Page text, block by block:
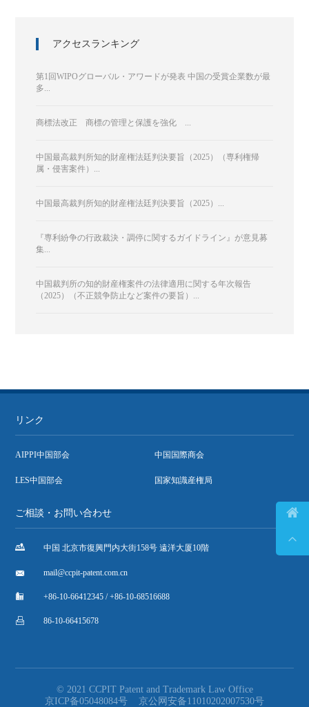
アクセスランキング
第1回WIPOグローバル・アワードが発表 中国の受賞企業数が最
多...
商標法改正 商標の管理と保護を強化 ...
中国最高裁判所知的財産権法廷判決要旨（2025）（専利権帰
属・侵害案件）...
中国最高裁判所知的財産権法廷判決要旨（2025）...
『専利紛争の行政裁決・調停に関するガイドライン』が意見募
集...
中国裁判所の知的財産権案件の法律適用に関する年次報告
（2025）（不正競争防止など案件の要旨）...
リンク
AIPPI中国部会 中国国際商会
LES中国部会 国家知識産権局
ご相談・お問い合わせ
 中国 北京市復興門内大街158号 遠洋大厦10階
 mail@ccpit-patent.com.cn
 +86-10-66412345 / +86-10-68516688
 86-10-66415678
© 2021 CCPIT Patent and Trademark Law Office
京ICP备05048084号
京公网安备11010202007530号

